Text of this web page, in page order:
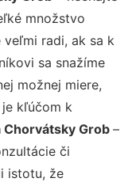
množstvo
radi, ak sa k
sa snažíme
možnej miere,
kľúčom k
Grob –
či
istotu, že